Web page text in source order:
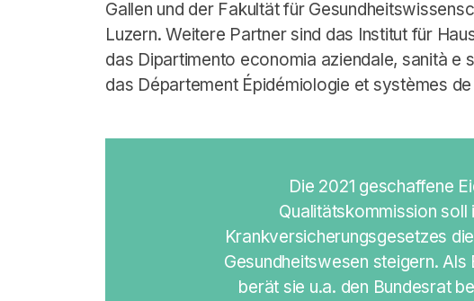
Gallen und der Fakultät für
Luzern. Weitere Partner sind das Institut für
das Dipartimento economia aziendale, sanità e
das Département Épidémiologie et systèmes
Die 2021 geschaffene
Qualitätskommission soll
Krankversicherungsgesetzes
Gesundheitswesen steigern.
berät sie u.a. den Bundesrat